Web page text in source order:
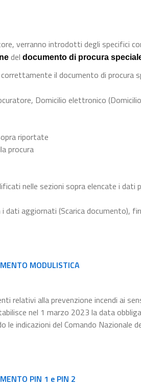
verranno introdotti degli specifici
del documento di procura
il documento di procura
Domicilio elettronico
riportate
procura
nelle sezioni sopra elencate i dati
dati aggiornati (Scarica documento),
MODULISTICA
relativi alla prevenzione incendi ai
nel 1 marzo 2023 la data
indicazioni del Comando Nazionale
PIN 1 e PIN 2